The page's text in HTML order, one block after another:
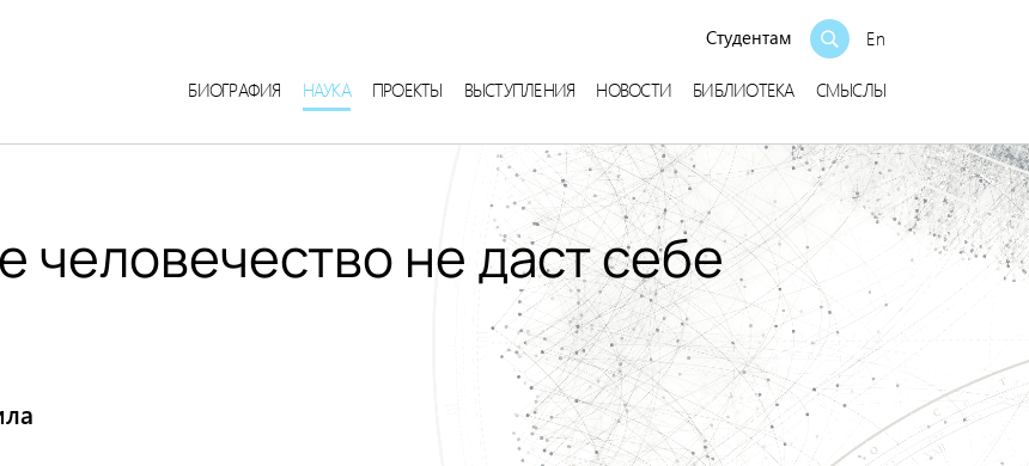
Студентам En
БИОГРАФИЯ НАУКА ПРОЕКТЫ ВЫСТУПЛЕНИЯ НОВОСТИ БИБЛИОТЕКА СМЫСЛЫ
человечество не даст себе